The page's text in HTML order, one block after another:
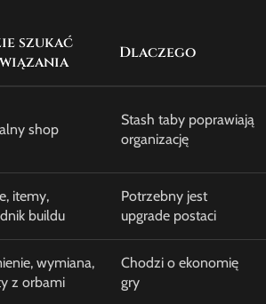
szukać
Dlaczego
shop
Stash taby poprawiają
organizację
itemy,
buildu
Potrzebny jest
upgrade postaci
wymiana,
z orbami
Chodzi o ekonomię
gry